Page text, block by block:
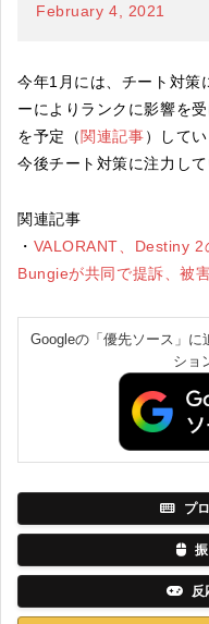
February 4, 2021
今年1月には、チート対策
ーによりランクに影響を
を予定（関連記事）して
今後チート対策に注力し
関連記事
・ VALORANT、Destiny 2
Bungieが共同で提訴、被
Googleの「優先ソース」
ショ
プ
反